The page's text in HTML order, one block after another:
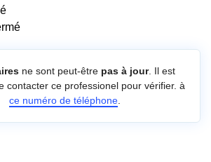
ne sont peut-être pas à jour. Il est
contacter ce professionel pour vérifier. à
ce numéro de téléphone.